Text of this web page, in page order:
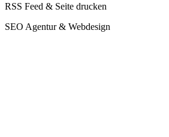
RSS Feed & Seite drucken
SEO Agentur & Webdesign